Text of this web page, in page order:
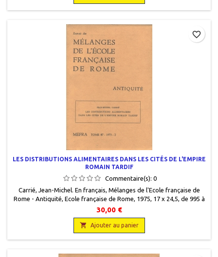
LES DISTRIBUTIONS ALIMENTAIRES DANS LES CITÉS DE L'EMPIRE
ROMAIN TARDIF
Commentaire(s): 0
Carrié, Jean-Michel. En français, Mélanges de l'Ecole française de
Rome - Antiquité, Ecole française de Rome, 1975, 17 x 24,5, de 995 à
1101, broché, occasion. Tiré à part. Bon état. Envoi de l'auteur.
30,00 €
 Ajouter au panier
favorite_border